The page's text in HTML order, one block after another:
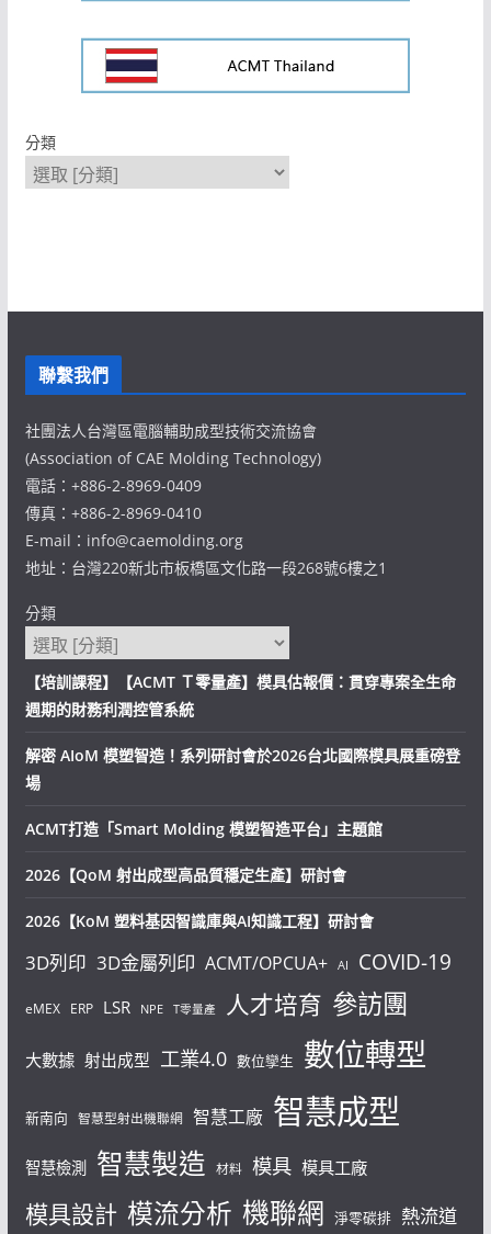
分類
聯繫我們
社團法人台灣區電腦輔助成型技術交流協會
(Association of CAE Molding Technology)
電話：+886-2-8969-0409
傳真：+886-2-8969-0410
E-mail：info@caemolding.org
地址：台灣220新北市板橋區文化路一段268號6樓之1
分類
【培訓課程】【ACMT Ｔ零量產】模具估報價：貫穿專案全生命
週期的財務利潤控管系統
解密 AIoM 模塑智造！系列研討會於2026台北國際模具展重磅登
場
ACMT打造「Smart Molding 模塑智造平台」主題館
2026【QoM 射出成型高品質穩定生產】研討會
2026【KoM 塑料基因智識庫與AI知識工程】研討會
3D列印 3D金屬列印 ACMT/OPCUA+ AI COVID-19
eMEX ERP LSR NPE T零量產 人才培育 參訪團
大數據 射出成型 工業4.0 數位孿生 數位轉型
新南向 智慧型射出機聯網 智慧工廠 智慧成型
智慧檢測 智慧製造 材料 模具 模具工廠
模具設計 模流分析 機聯網 淨零碳排 熱流道